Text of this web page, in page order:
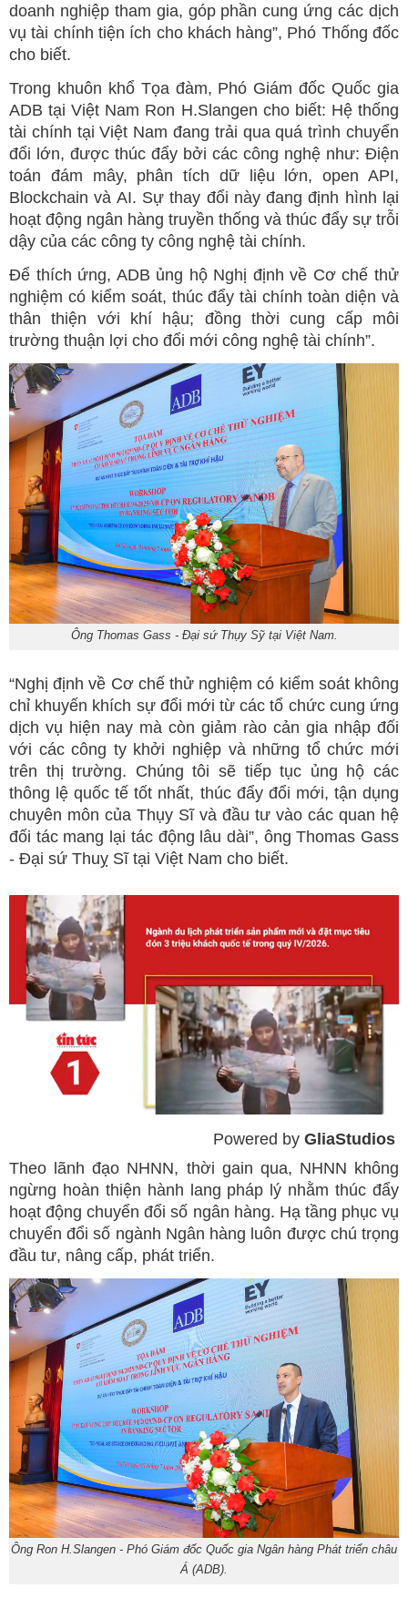
doanh nghiệp tham gia, góp phần cung ứng các dịch
vụ tài chính tiện ích cho khách hàng”, Phó Thống đốc
cho biết.
Trong khuôn khổ Tọa đàm, Phó Giám đốc Quốc gia
ADB tại Việt Nam Ron H.Slangen cho biết: Hệ thống
tài chính tại Việt Nam đang trải qua quá trình chuyển
đổi lớn, được thúc đẩy bởi các công nghệ như: Điện
toán đám mây, phân tích dữ liệu lớn, open API,
Blockchain và AI. Sự thay đổi này đang định hình lại
hoạt động ngân hàng truyền thống và thúc đẩy sự trỗi
dậy của các công ty công nghệ tài chính.
Để thích ứng, ADB ủng hộ Nghị định về Cơ chế thử
nghiệm có kiểm soát, thúc đẩy tài chính toàn diện và
thân thiện với khí hậu; đồng thời cung cấp môi
trường thuận lợi cho đổi mới công nghệ tài chính”.
Ông Thomas Gass - Đại sứ Thụy Sỹ tại Việt Nam.
“Nghị định về Cơ chế thử nghiệm có kiểm soát không
chỉ khuyến khích sự đổi mới từ các tổ chức cung ứng
dịch vụ hiện nay mà còn giảm rào cản gia nhập đối
với các công ty khởi nghiệp và những tổ chức mới
trên thị trường. Chúng tôi sẽ tiếp tục ủng hộ các
thông lệ quốc tế tốt nhất, thúc đẩy đổi mới, tận dụng
chuyên môn của Thụy Sĩ và đầu tư vào các quan hệ
đối tác mang lại tác động lâu dài”, ông Thomas Gass
- Đại sứ Thuỵ Sĩ tại Việt Nam cho biết.
Powered by GliaStudios
Theo lãnh đạo NHNN, thời gain qua, NHNN không
ngừng hoàn thiện hành lang pháp lý nhằm thúc đẩy
hoạt động chuyển đổi số ngân hàng. Hạ tầng phục vụ
chuyển đổi số ngành Ngân hàng luôn được chú trọng
đầu tư, nâng cấp, phát triển.
Ông Ron H.Slangen - Phó Giám đốc Quốc gia Ngân hàng Phát triển châu
Á (ADB).